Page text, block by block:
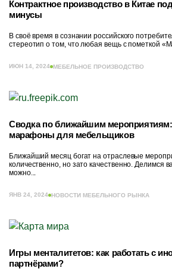
Контрактное производство в Китае
минусы
В своё время в сознании российского
стереотип о том, что любая вещь с пометкой
ИЮН 14, 2024 МЕБЕЛЬНОЕ ПРОИЗВОДСТВО
Сводка по ближайшим
марафоны для мебельщиков
Ближайший месяц богат на отраслевые
количественно, но зато качественно. Делимся
можно...
ЯНВ 24, 2024 НОВОСТИ МЕБЕЛЬНОГО РЫНКА
Игры менталитетов: как работать с
партнёрами?